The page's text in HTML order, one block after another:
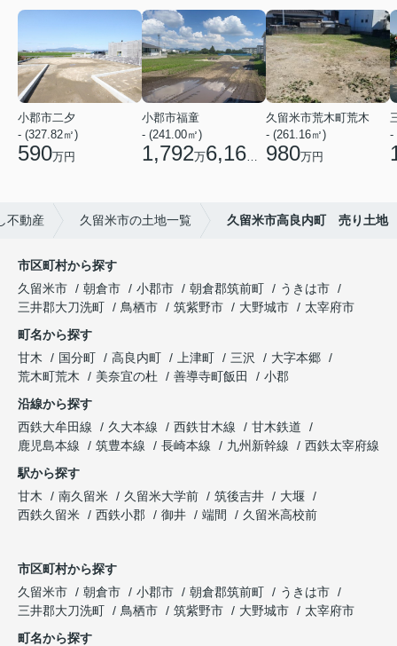
小郡市二夕
- (327.82㎡)
590万円
小郡市福童
- (241.00㎡)
1,792万6,160 円
久留米市荒木町荒木
- (261.16㎡)
980万円
-
不動産 久留米市の土地一覧 久留米市高良内町 売り土地
市区町村から探す
久留米市
朝倉市 小郡市 朝倉郡筑前町
うきは市
三井郡大刀洗町
鳥栖市 筑紫野市 大野城市
太宰府市
町名から探す
甘木
国分町 高良内町 上津町 三沢
大字本郷
荒木町荒木
美奈宜の杜 善導寺町飯田
小郡
沿線から探す
西鉄大牟田線
久大本線 西鉄甘木線
甘木鉄道
鹿児島本線
筑豊本線 長崎本線 九州新幹線
西鉄太宰府線
駅から探す
甘木
南久留米 久留米大学前 筑後吉井
大堰
西鉄久留米
西鉄小郡 御井 端間 久留米高校前
市区町村から探す
久留米市
朝倉市 小郡市 朝倉郡筑前町
うきは市
三井郡大刀洗町
鳥栖市 筑紫野市 大野城市
太宰府市
町名から探す